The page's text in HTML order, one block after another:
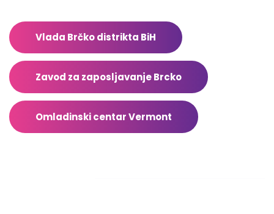
Vlada Brčko distrikta BiH
Zavod za zaposljavanje Brcko
Omladinski centar Vermont